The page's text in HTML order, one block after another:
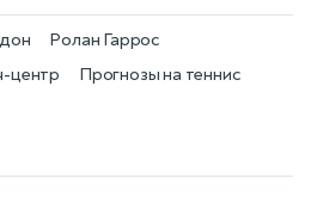
центр
Прогнозы на теннис
Ролан Гаррос